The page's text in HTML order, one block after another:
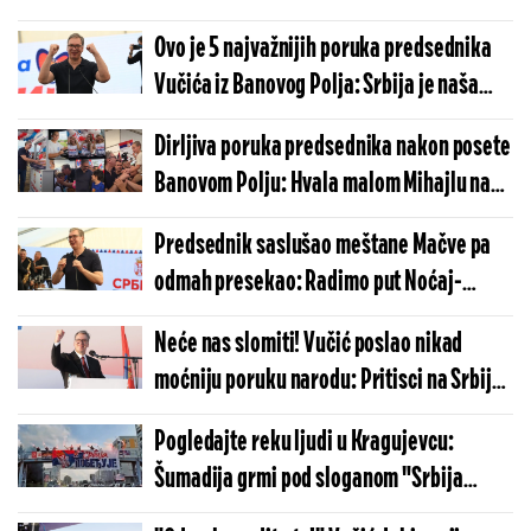
(FOTO)
Ovo je 5 najvažnijih poruka predsednika
Vučića iz Banovog Polja: Srbija je naša
prva briga, borimo se do pobede! (FOTO)
Dirljiva poruka predsednika nakon posete
Banovom Polju: Hvala malom Mihajlu na
dočeku, borićemo se do konačne pobede
(VIDEO)
Predsednik saslušao meštane Mačve pa
odmah presekao: Radimo put Noćaj-
Radenković i izvorište u Crnoj Bari! (FOTO)
Neće nas slomiti! Vučić poslao nikad
moćniju poruku narodu: Pritisci na Srbiju
su sa svih strana, ali Srbija pobeđuje
(VIDEO)
Pogledajte reku ljudi u Kragujevcu:
Šumadija grmi pod sloganom "Srbija
pobeđuje" (VIDEO)